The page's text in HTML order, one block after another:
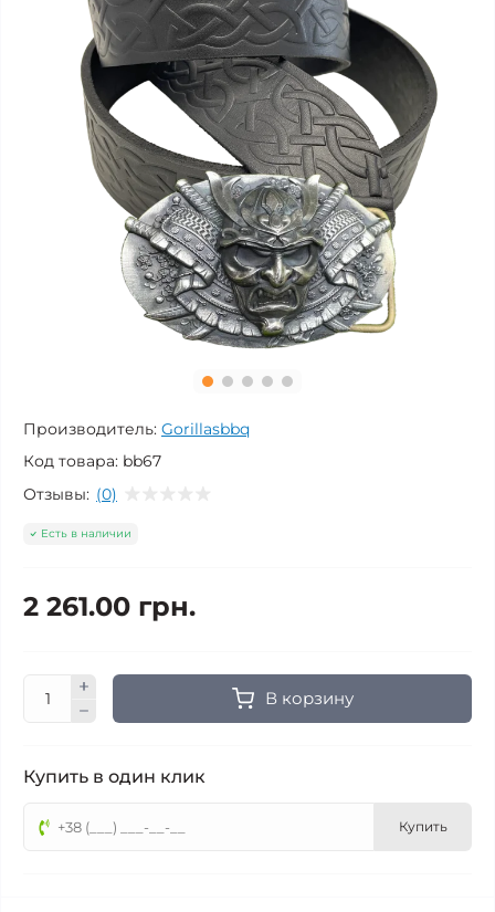
Производитель: Gorillasbbq
Код товара: bb67
Отзывы: (0)
Есть в наличии
2 261.00 грн.
В корзину
Купить в один клик
Купить